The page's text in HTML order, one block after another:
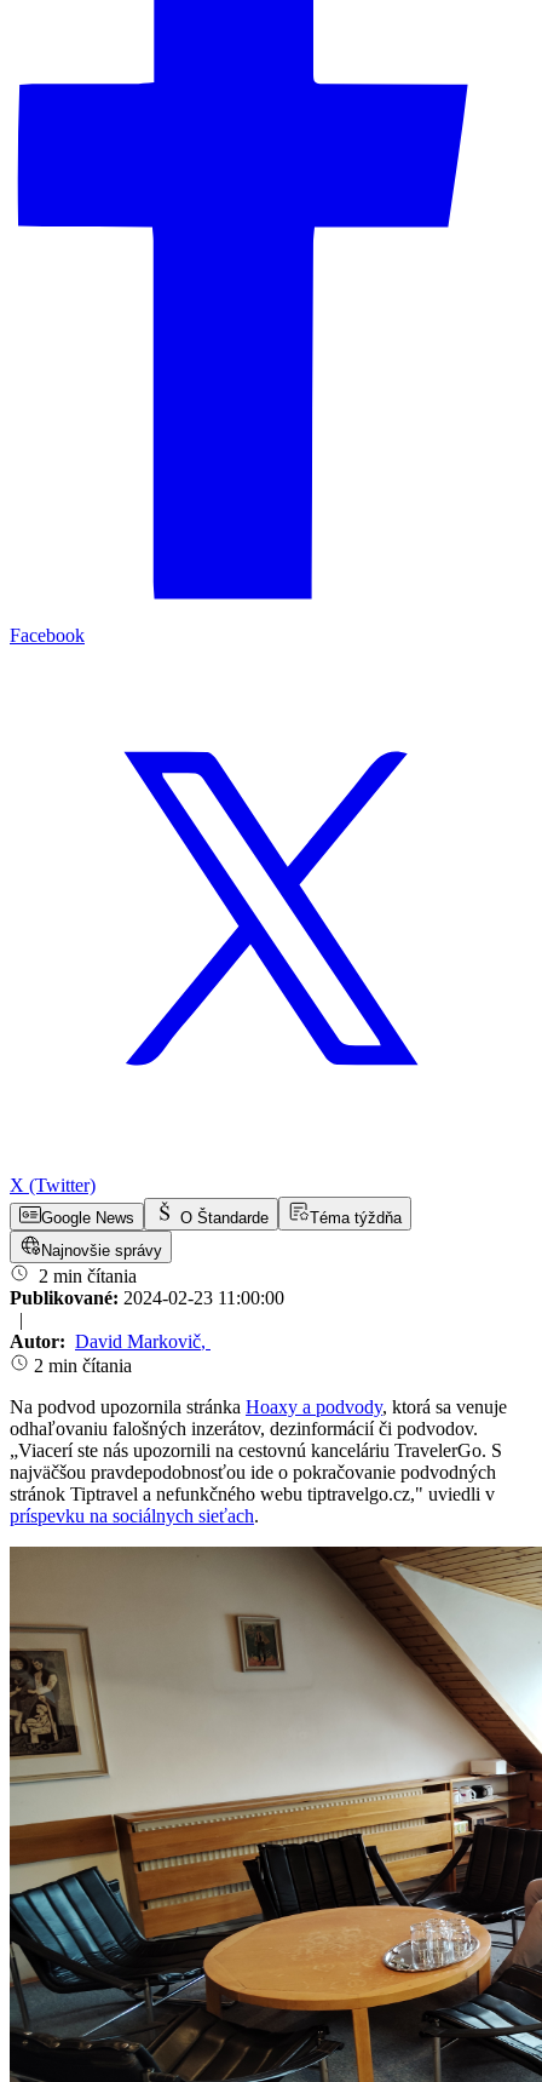
Facebook
X (Twitter)
Google News O Štandarde
Téma týždňa
Najnovšie správy
2 min čítania
Publikované: 2024-02-23 11:00:00
|
Autor: David Markovič,
2 min čítania
Na podvod upozornila stránka Hoaxy a podvody, ktorá sa venuje
odhaľovaniu falošných inzerátov, dezinformácií či podvodov.
„Viacerí ste nás upozornili na cestovnú kanceláriu TravelerGo. S
najväčšou pravdepodobnosťou ide o pokračovanie podvodných
stránok Tiptravel a nefunkčného webu tiptravelgo.cz," uviedli v
príspevku na sociálnych sieťach.